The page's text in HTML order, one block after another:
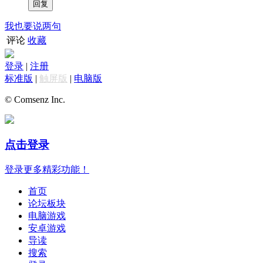
我也要说两句
评论 收藏
登录 | 注册
标准版 | 触屏版 | 电脑版
© Comsenz Inc.
点击登录
登录更多精彩功能！
首页
论坛板块
电脑游戏
安卓游戏
导读
搜索